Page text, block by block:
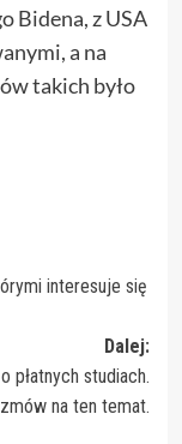
Bidena, z USA
a na
takich było
interesuje się
Dalej:
płatnych studiach.
na ten temat.